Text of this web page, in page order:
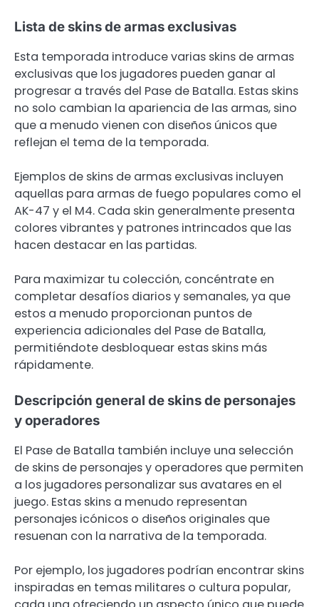
Lista de skins de armas exclusivas
Esta temporada introduce varias skins de armas
exclusivas que los jugadores pueden ganar al
progresar a través del Pase de Batalla. Estas skins
no solo cambian la apariencia de las armas, sino
que a menudo vienen con diseños únicos que
reflejan el tema de la temporada.
Ejemplos de skins de armas exclusivas incluyen
aquellas para armas de fuego populares como el
AK-47 y el M4. Cada skin generalmente presenta
colores vibrantes y patrones intrincados que las
hacen destacar en las partidas.
Para maximizar tu colección, concéntrate en
completar desafíos diarios y semanales, ya que
estos a menudo proporcionan puntos de
experiencia adicionales del Pase de Batalla,
permitiéndote desbloquear estas skins más
rápidamente.
Descripción general de skins de personajes
y operadores
El Pase de Batalla también incluye una selección
de skins de personajes y operadores que permiten
a los jugadores personalizar sus avatares en el
juego. Estas skins a menudo representan
personajes icónicos o diseños originales que
resuenan con la narrativa de la temporada.
Por ejemplo, los jugadores podrían encontrar skins
inspiradas en temas militares o cultura popular,